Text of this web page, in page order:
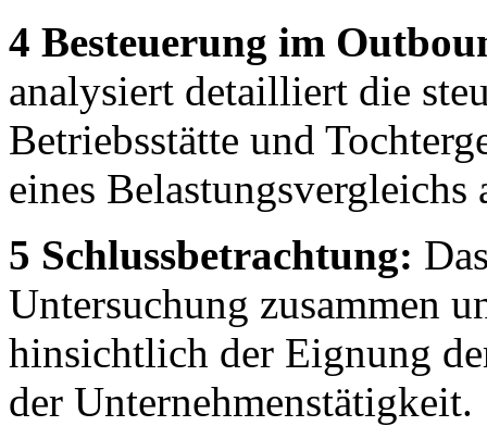
4 Besteuerung im
analysiert detailliert die
Betriebsstätte und
eines Belastungsvergleichs
5 Schlussbetrachtung:
Untersuchung zusammen
hinsichtlich der Eignung
der Unternehmenstätigkeit.